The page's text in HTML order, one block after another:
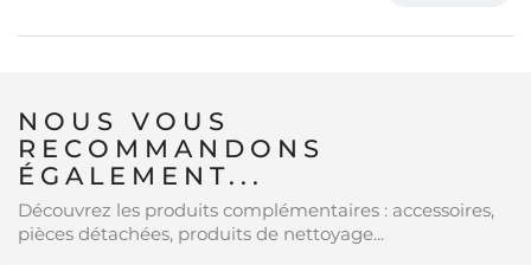
NOUS VOUS
RECOMMANDONS
ÉGALEMENT...
Découvrez les produits complémentaires : accessoires,
pièces détachées, produits de nettoyage...